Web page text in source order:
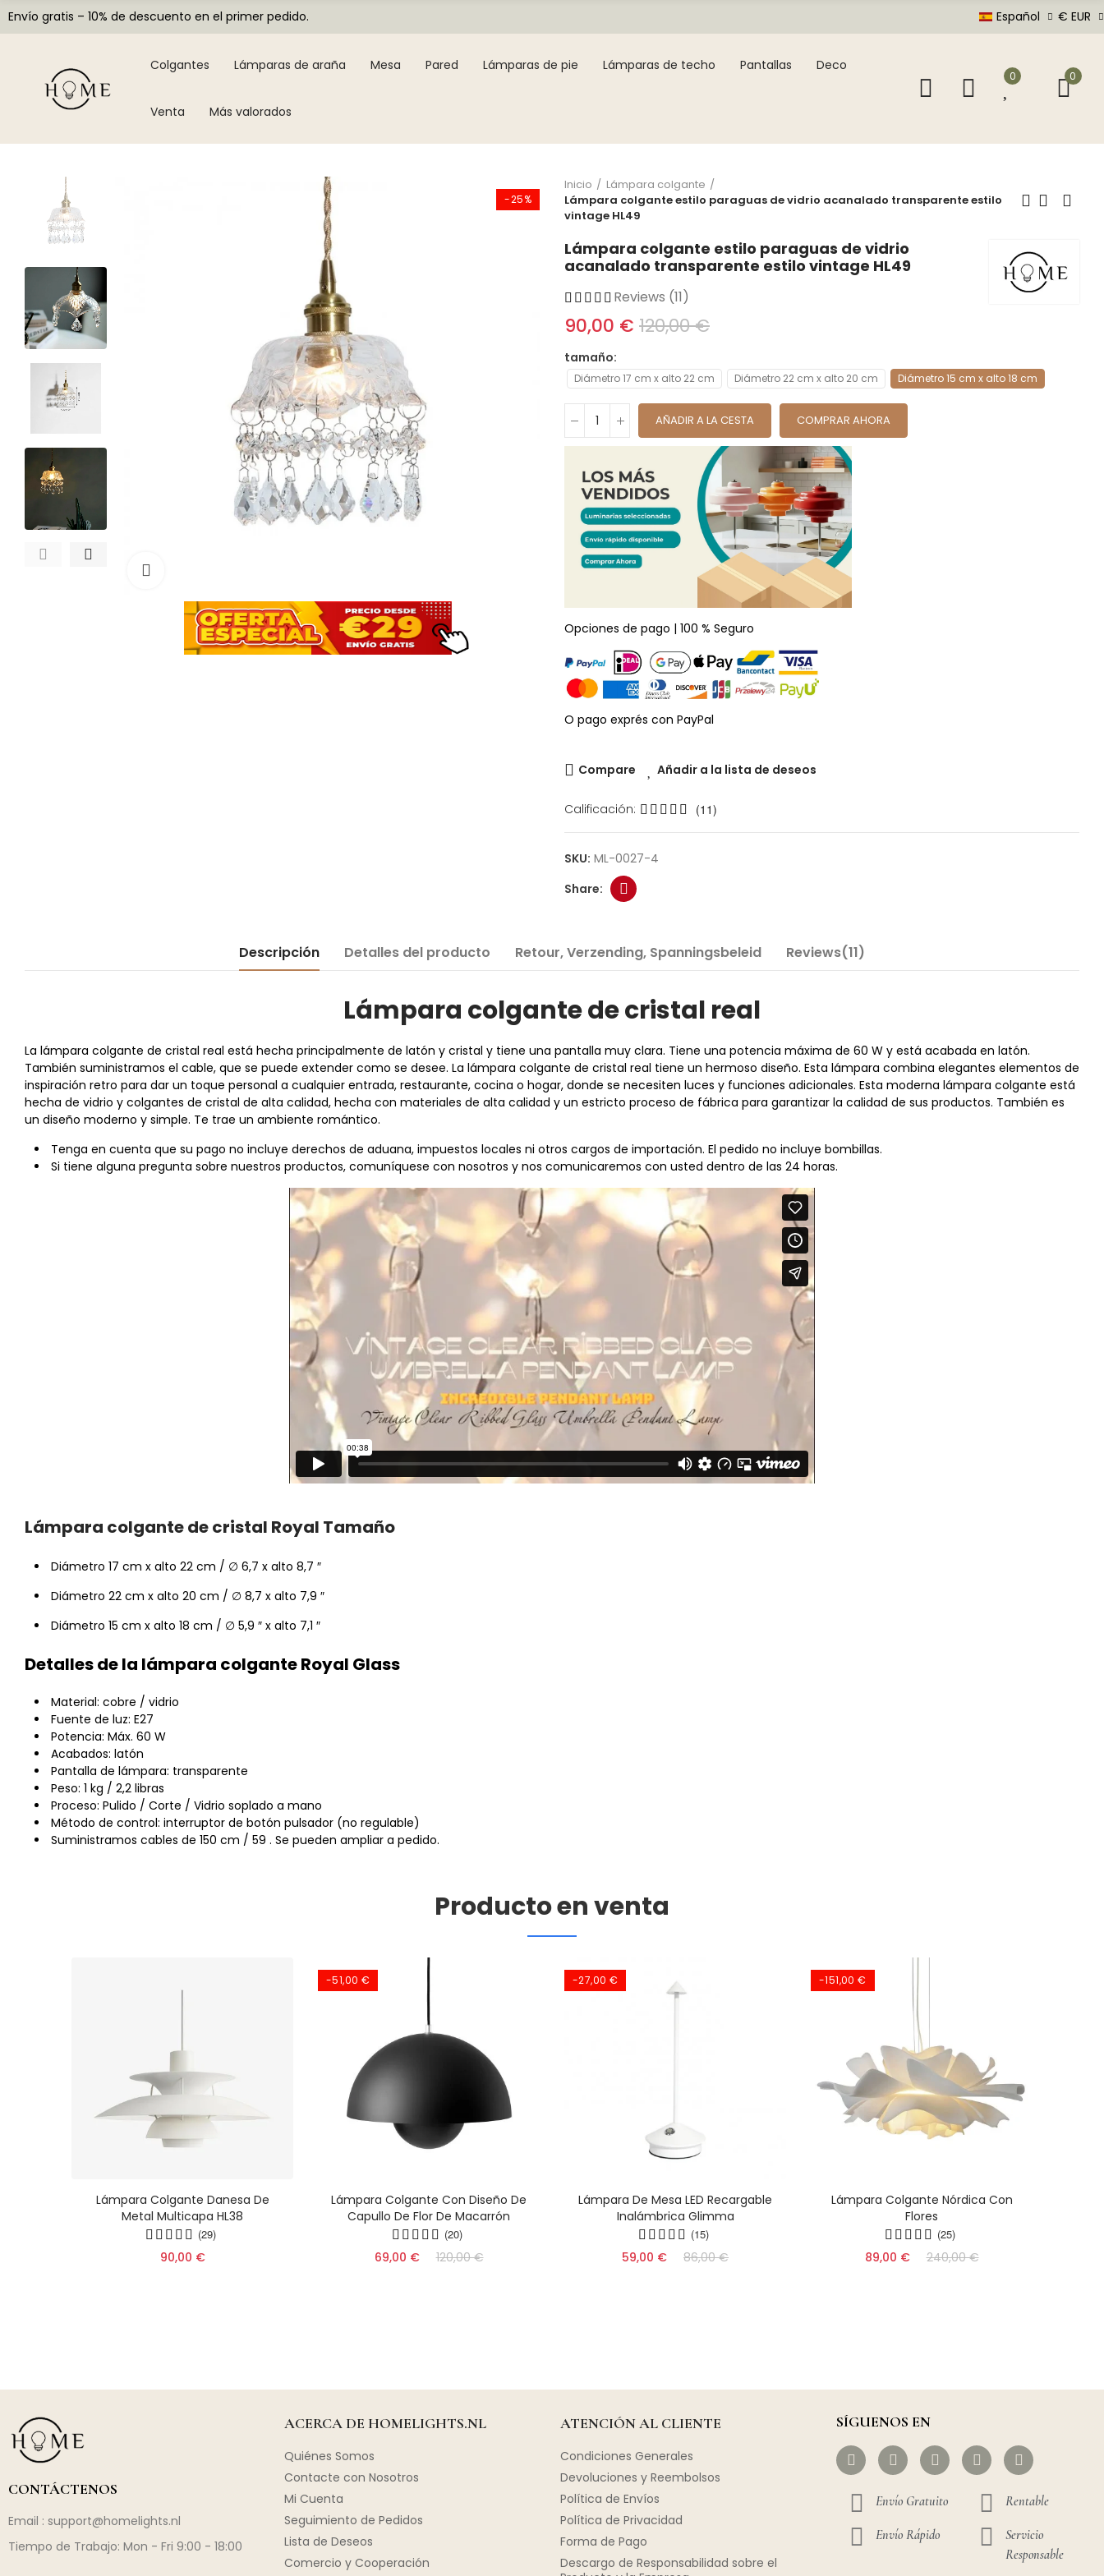
Envío gratis – 10% de descuento en el primer pedido. Español € EUR
Colgantes Lámparas de araña Mesa Pared Lámparas de pie Lámparas de techo Pantallas Deco
Venta Más valorados
0 0
-25%
Inicio
Lámpara colgante
Lámpara colgante estilo paraguas de vidrio acanalado transparente estilo
vintage HL49
Lámpara colgante estilo paraguas de vidrio
acanalado transparente estilo vintage HL49
Reviews (11)
90,00 € 120,00 €
tamaño
Diámetro 17 cm x alto 22 cm Diámetro 22 cm x alto 20 cm Diámetro 15 cm x alto 18 cm
AÑADIR A LA CESTA COMPRAR AHORA
Opciones de pago | 100 % Seguro
O pago exprés con PayPal
Compare Añadir a la lista de deseos
Calificación: (11)
SKU: ML-0027-4
Descripción Detalles del producto Retour, Verzending, Spanningsbeleid Reviews(11)
Lámpara colgante de cristal real
La lámpara colgante de cristal real está hecha principalmente de latón y cristal y tiene una pantalla muy clara. Tiene una potencia máxima de 60 W y está acabada en latón.
También suministramos el cable, que se puede extender como se desee. La lámpara colgante de cristal real tiene un hermoso diseño. Esta lámpara combina elegantes elementos de
inspiración retro para dar un toque personal a cualquier entrada, restaurante, cocina o hogar, donde se necesiten luces y funciones adicionales. Esta moderna lámpara colgante está
hecha de vidrio y colgantes de cristal de alta calidad, hecha con materiales de alta calidad y un estricto proceso de fábrica para garantizar la calidad de sus productos. También es
un diseño moderno y simple. Te trae un ambiente romántico.
Tenga en cuenta que su pago no incluye derechos de aduana, impuestos locales ni otros cargos de importación. El pedido no incluye bombillas.
Si tiene alguna pregunta sobre nuestros productos, comuníquese con nosotros y nos comunicaremos con usted dentro de las 24 horas.
Lámpara colgante de cristal Royal Tamaño
Diámetro 17 cm x alto 22 cm / ∅ 6,7 x alto 8,7 ″
Diámetro 22 cm x alto 20 cm / ∅ 8,7 x alto 7,9 ″
Diámetro 15 cm x alto 18 cm / ∅ 5,9 ″ x alto 7,1 ″
Detalles de la lámpara colgante Royal Glass
Material: cobre / vidrio
Fuente de luz: E27
Potencia: Máx. 60 W
Acabados: latón
Pantalla de lámpara: transparente
Peso: 1 kg / 2,2 libras
Proceso: Pulido / Corte / Vidrio soplado a mano
Método de control: interruptor de botón pulsador (no regulable)
Suministramos cables de 150 cm / 59 . Se pueden ampliar a pedido.
Producto en venta
Lámpara Colgante Danesa De
Metal Multicapa HL38
(29)
90,00 €
-51,00 €
Lámpara Colgante Con Diseño De
Capullo De Flor De Macarrón
(20)
69,00 € 120,00 €
-27,00 €
Lámpara De Mesa LED Recargable
Inalámbrica Glimma
(15)
59,00 € 86,00 €
-151,00 €
Lámpara Colgante Nórdica Con
Flores
(25)
89,00 € 240,00 €
CONTÁCTENOS
Email : support@homelights.nl
Tiempo de Trabajo: Mon - Fri 9:00 - 18:00
ACERCA DE HOMELIGHTS.NL
Quiénes Somos
Contacte con Nosotros
Mi Cuenta
Seguimiento de Pedidos
Lista de Deseos
Comercio y Cooperación
ATENCIÓN AL CLIENTE
Condiciones Generales
Devoluciones y Reembolsos
Política de Envíos
Política de Privacidad
Forma de Pago
Descargo de Responsabilidad sobre el
SÍGUENOS EN
Envío Gratuito Rentable
Envío Rápido
Servicio
Responsable